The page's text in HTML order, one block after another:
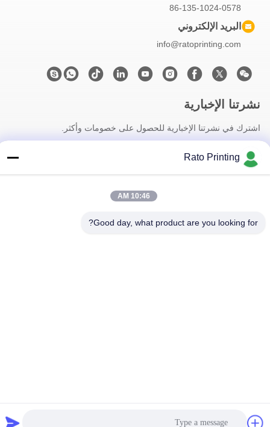
86-135-1024-0578
البريد الإلكتروني
info@ratoprinting.com
نشرتنا الإخبارية
اشترك في نشرتنا الإخبارية للحصول على خصومات وأكثر.
Rato Printing
10:46 AM
Good day, what product are you looking for?